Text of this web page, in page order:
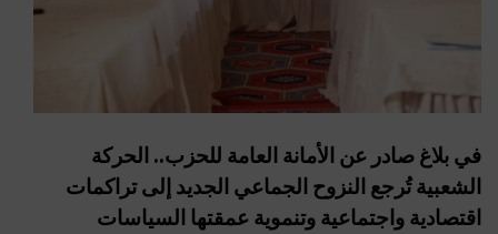
في بلاغ صادر عن الأمانة العامة للحزب.. الحركة
الشعبية تُرجع النزوح الجماعي الجديد إلى تراكمات
اقتصادية واجتماعية وتنموية عمقتها السياسات